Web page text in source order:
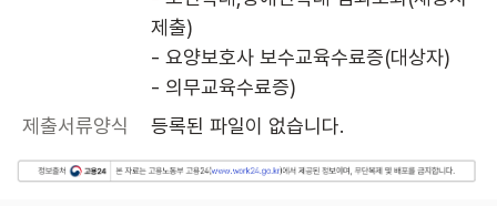
제출)
- 요양보호사 보수교육수료증(대상자)
- 의무교육수료증)
제출서류양식
등록된 파일이 없습니다.